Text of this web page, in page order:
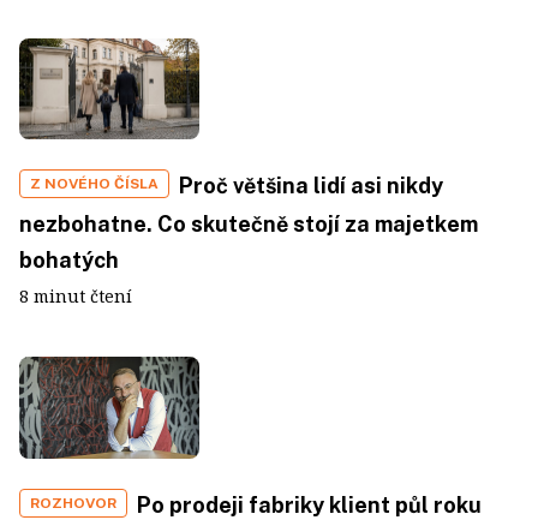
Z NOVÉHO ČÍSLA
Proč většina lidí asi nikdy
nezbohatne. Co skutečně stojí za majetkem
bohatých
8 minut čtení
ROZHOVOR
Po prodeji fabriky klient půl roku